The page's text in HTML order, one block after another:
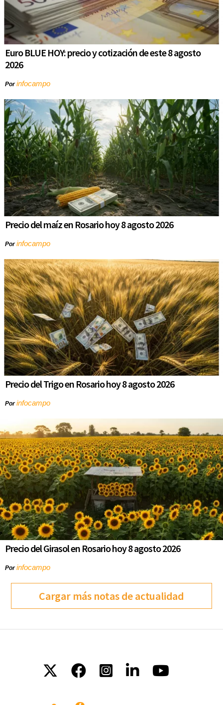
Euro BLUE HOY: precio y cotización de este 8 agosto
2026
Porinfocampo
Precio del maíz en Rosario hoy 8 agosto 2026
Porinfocampo
Precio del Trigo en Rosario hoy 8 agosto 2026
Porinfocampo
Precio del Girasol en Rosario hoy 8 agosto 2026
Porinfocampo
Cargar más notas de actualidad